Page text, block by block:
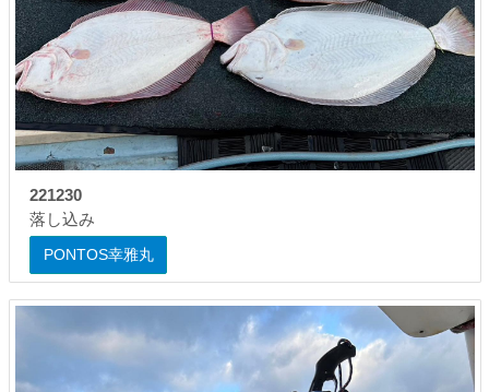
221230
落し込み
PONTOS幸雅丸